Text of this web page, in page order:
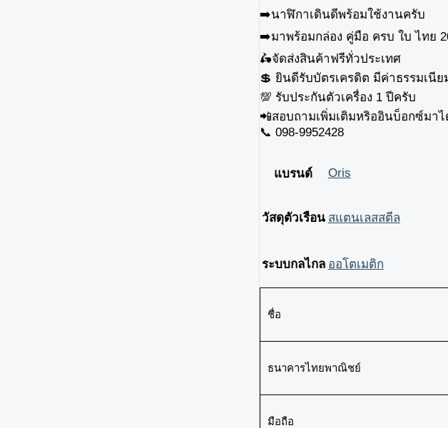
➡️นาฬิกาเดินดีพร้อมใช้งานครับ
➡️มาพร้อมกล่อง คู่มือ ครบ ใบ ไทย
🛵จัดส่งสินค้าฟรีทั่วประเทศ
💲 ยินดี​รับ​บัตรเครดิต มีค่าธรรมเนีย
💯 รับประกันตัวเครื่อง 1 ปีครับ
📲สอบถามเพิ่มเติมหริออินบ็อกซ์มา
📞 098-9952428
แบรนด์ Oris
วัสดุตัวเรือน สแตนเลสสตีล
ระบบกลไกล ออโตเมติก
ชื่อ
ธนาคารไทยพาณิชย์
มือถือ